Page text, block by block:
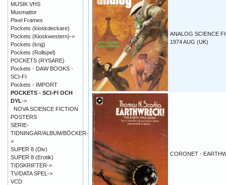
ANALOG SCIENCE
1974 AUG (UK)
CORONET -
MUSIK VHS
Musmattor
Pixel Frames
Pockets (kioskdeckare)
Pockets (Kioskwestern)->
Pockets (krig)
Pockets (Rollspel)
POCKETS (RYSARE)
Pockets - DAW BOOKS -
SCI-FI
Pockets - IMPORT
POCKETS - SCI-FI OCH
DYL->
NOVA SCIENCE FICTION
POSTERS
SERIE-
TIDNINGAR/ALBUM/BÖCKER-
>
SUPER 8 (Div)
SUPER 8 (Erotik)
TIDSKRIFTER->
TV/DATA SPEL->
VCD